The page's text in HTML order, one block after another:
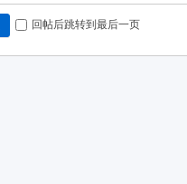
回帖后跳转到最后一页